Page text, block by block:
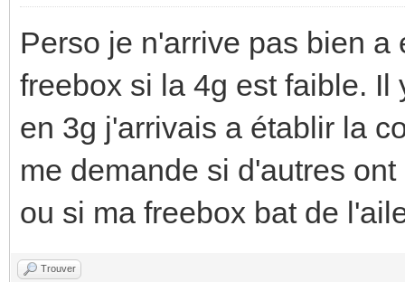
Perso je n'arrive pas bien
freebox si la 4g est faible.
en 3g j'arrivais a établir la
me demande si d'autres
ou si ma freebox bat de
Trouver